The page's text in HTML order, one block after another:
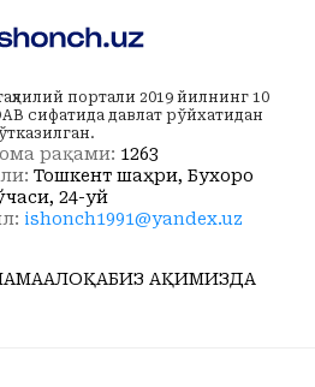
портали 2019 йилнинг 10
сифатида давлат рўйхатидан
рақами: 1263
Тошкент шаҳри, Бухоро
24-уй
ishonch1991@yandex.uz
АЛОҚАБИЗ ҲАҚИМИЗДА